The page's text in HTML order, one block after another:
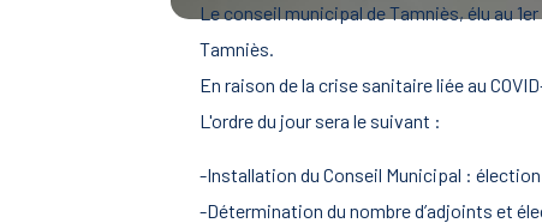
Le conseil municipal de Tamniès, élu au
Tamniès.
En raison de la crise sanitaire liée au
L'ordre du jour sera le suivant :
-Installation du Conseil Municipal : élection
-Détermination du nombre d’adjoints et